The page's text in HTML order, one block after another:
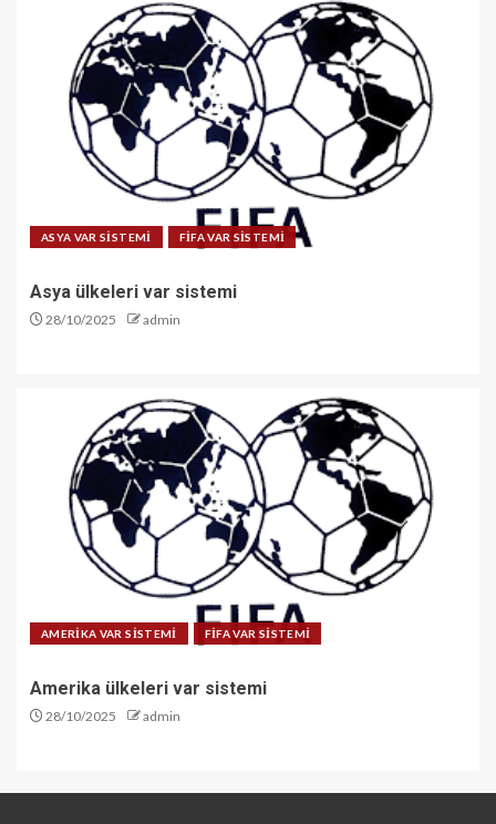
ASYA VAR SİSTEMİ FİFA VAR SİSTEMİ
Asya ülkeleri var sistemi
28/10/2025 admin
AMERİKA VAR SİSTEMİ FİFA VAR SİSTEMİ
Amerika ülkeleri var sistemi
28/10/2025 admin